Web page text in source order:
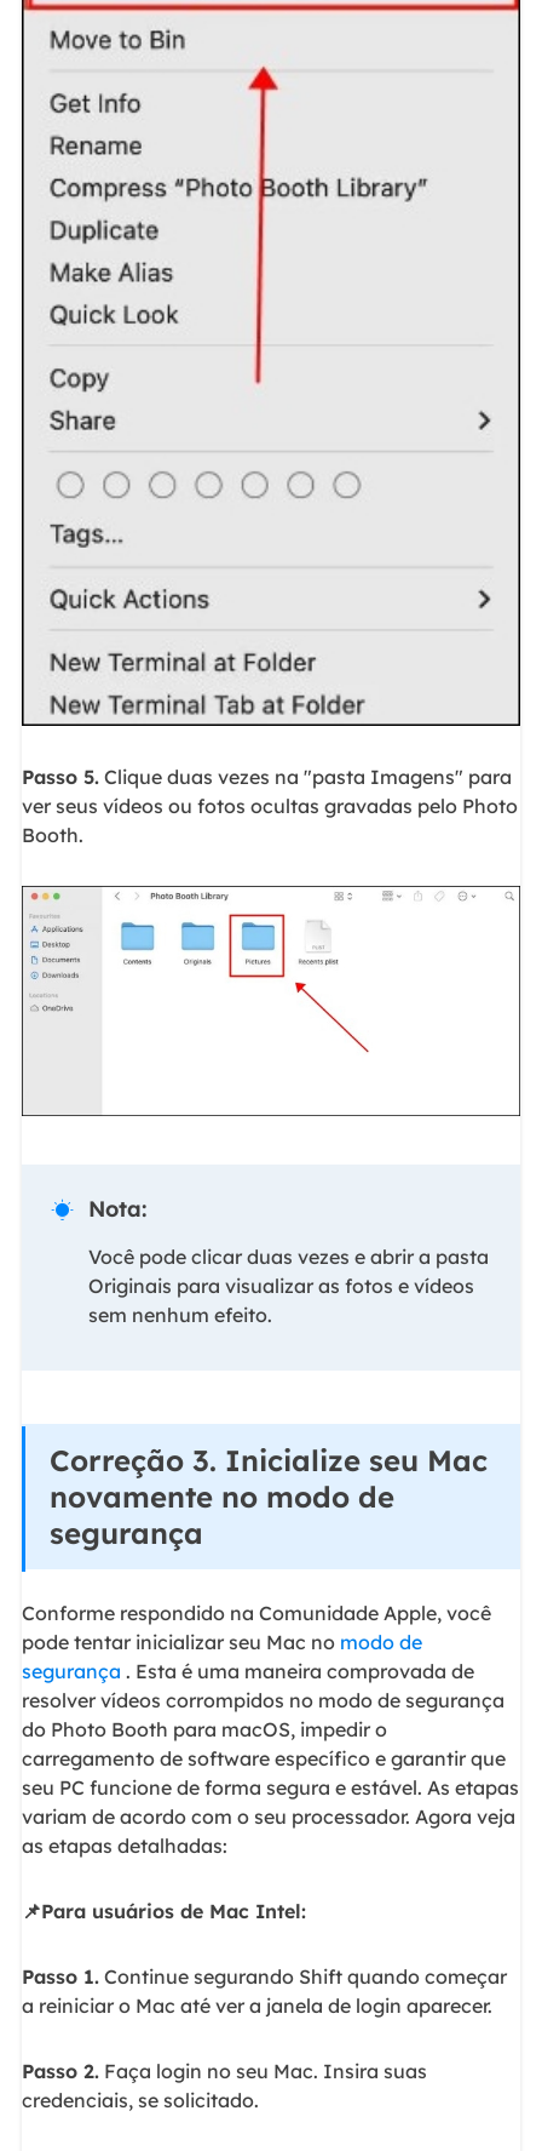
Passo 5.Clique duas vezes na "pasta Imagens" para
ver seus vídeos ou fotos ocultas gravadas pelo Photo
Booth.
 Nota:
Você pode clicar duas vezes e abrir a pasta
Originais para visualizar as fotos e vídeos
sem nenhum efeito.
Correção 3. Inicialize seu Mac
novamente no modo de
segurança
Conforme respondido na Comunidade Apple, você
pode tentar inicializar seu Mac no modo de
segurança . Esta é uma maneira comprovada de
resolver vídeos corrompidos no modo de segurança
do Photo Booth para macOS, impedir o
carregamento de software específico e garantir que
seu PC funcione de forma segura e estável. As etapas
variam de acordo com o seu processador. Agora veja
as etapas detalhadas:
📌Para usuários de Mac Intel:
Passo 1.Continue segurando Shift quando começar
a reiniciar o Mac até ver a janela de login aparecer.
Passo 2.Faça login no seu Mac. Insira suas
credenciais, se solicitado.